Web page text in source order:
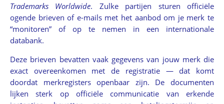
Trademarks Worldwide. Zulke partijen sturen officiële
ogende brieven of e-mails met het aanbod om je merk te
“monitoren” of op te nemen in een internationale
databank.
Deze brieven bevatten vaak gegevens van jouw merk die
exact overeenkomen met de registratie — dat komt
doordat merkregisters openbaar zijn. De documenten
lijken sterk op officiële communicatie van erkende